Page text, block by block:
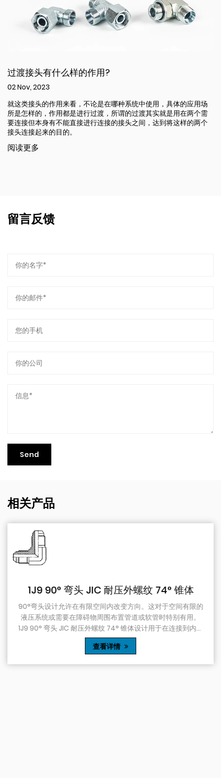
过渡接头有什么样的作用?
02 Nov, 2023
就这类接头的作用来看，不论是在哪种系统中使用，具体的应用场
所是怎样的，作用都是进行过渡，所谓的过渡其实就是用在两个需
要连接但本身有不能直接进行连接的接头之间，达到将这样的两个
接头连接起来的目的。
阅读更多
留言反馈
相关产品
1J9 90° 弯头 JIC 耐压外螺纹 74° 锥体
90°弯头设计允许在有限空间内改变方向。这对于空间有限的
液压系统或需要在障碍物周围布置管道或软管时特别有用。
1J9 90° 弯头 JIC 耐压外螺纹 74° 锥体设计用于在连接到内螺
纹 74° 锥体接头时形成防漏密封，确保液压或气动流体保留
在系统内。这对于防止流体泄漏和保持系统完整性相当重要。
查看详情